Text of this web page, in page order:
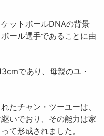
ットボールDNAの背景
ール選手であることに由
であり、母親のユ・
たチャン・ツーユーは、
いでおり、その能力は家
て形成されました。